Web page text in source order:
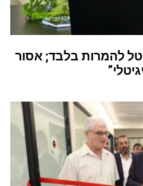
להמרות בלבד; אסור